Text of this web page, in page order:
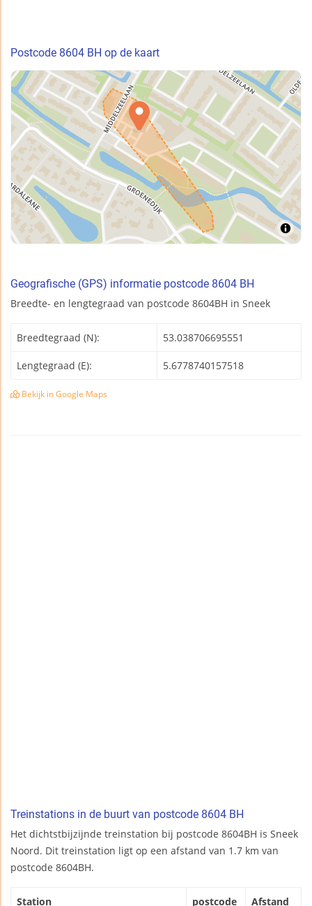
Postcode 8604 BH op de kaart
Geografische (GPS) informatie postcode 8604 BH
Breedte- en lengtegraad van postcode 8604BH in Sneek
Breedtegraad (N): 53.038706695551
Lengtegraad (E): 5.6778740157518
Bekijk in Google Maps
Treinstations in de buurt van postcode 8604 BH
Het dichtstbijzijnde treinstation bij postcode 8604BH is Sneek
Noord. Dit treinstation ligt op een afstand van 1.7 km van
postcode 8604BH.
Station postcode Afstand